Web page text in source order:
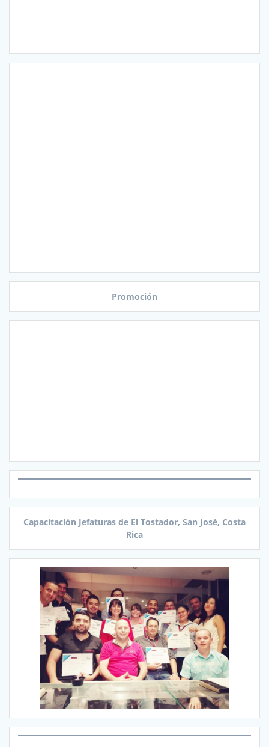
Promoción
Capacitación Jefaturas de El Tostador, San José, Costa
Rica